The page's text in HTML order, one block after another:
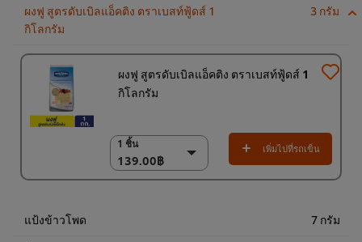
ผงฟู สูตรดับเบิลแอ็คติง ตราเบสท์ฟู้ดส์ 1
กิโลกรัม
3 กรัม
ผงฟู สูตรดับเบิลแอ็คติง ตราเบสท์ฟู้ดส์ 1
กิโลกรัม
1 ชิ้น
139.00฿
1 ชิ้น
139.00฿
18 x 1 กก.
เพิ่มไปที่รถเข็น
แป้งข้าวโพด 7 กรัม